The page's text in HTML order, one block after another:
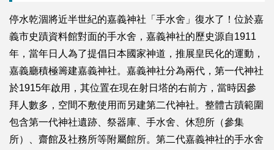
停水乾涸將近半世紀的嘉義神社「手水舍」復水了！位於嘉
義市史蹟資料館對面的手水舍，嘉義神社的歷史源自1911
年，當年日人為了提倡日本國家神道，推展皇民化的運動，
嘉義廳積極籌建嘉義神社。嘉義神社分為兩代，第一代神社
於1915年啟用，其位置在現在射日塔的右前方，當時因參
拜人數多，空間不敷使用而另建第二代神社。整體古蹟範圍
包含第一代神社遺跡、祭器庫、手水舍、休憩所（參集
所）、齋館及社務所等附屬館所。第二代嘉義神社的手水舍